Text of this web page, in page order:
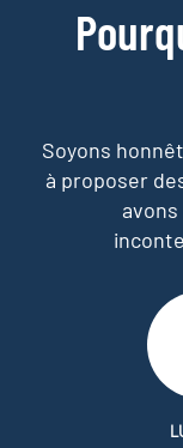
Soyons
à proposer